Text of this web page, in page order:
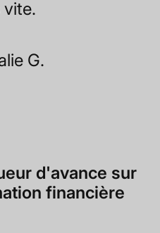
vite.
G.
d'avance sur
financière